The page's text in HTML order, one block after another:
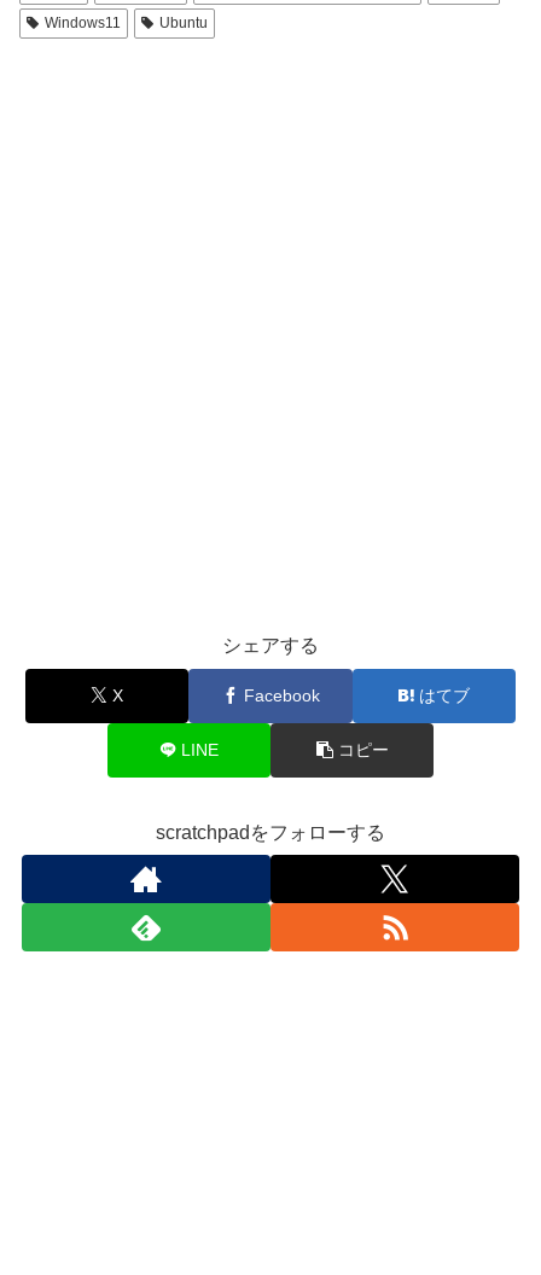
Windows11
Ubuntu
シェアする
X Facebook はてブ
LINE コピー
scratchpadをフォローする